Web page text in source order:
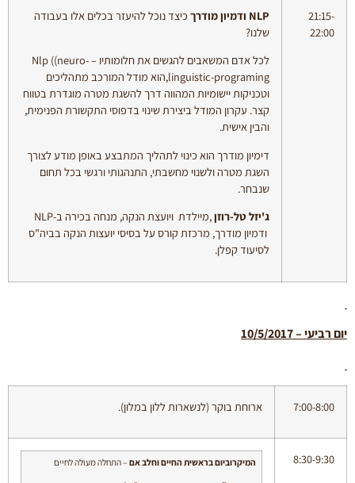
21:15-
22:00
NLP ודמיון מודרך כיצד נוכל להיעזר בכלים אלו בעבודה
שלנו?
לכל אדם המשאבים להגשים את חלומותיו – Nlp ((neuro-
linguistic-programing,הוא מודל המורכב מתהליכים
וטכניקות יישומיות המהווה דרך להשגת מטרה מוגדרת בטווח
קצר. עקרון המודל ביצירת שינוי בדפוסי התקשורת הפנימית,
והבין אישית.
דימיון מודרך הוא כינוי לתהליך המתבצע באופן מודע לצורך
השגת מטרה ולשנוי מחשבתי, התנהגותי ורגשי בכל תחום
שנבחר.
ג'יזל טל-רוזן
,מיילדת ויועצת הנקה, מנחה בכירה ב-NLP
ודמיון מודרך, מרכזת קורס על בסיסי יועצות הנקה בביה"ס
לסיעוד קפלן.
יוםרביעי – 10/5/2017
7:00-8:00 ארוחת בוקר (לנשארות ללון במלון).
8:30-9:30 המיקרוביום בראשית החיים וחלב אם – התחלה מעולה לחיים